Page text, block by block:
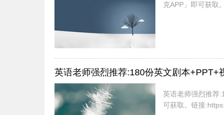
克APP」即可获取
英语老师强烈推荐:180份英文剧本+PPT+
英语老师强烈推荐
可获取。链接